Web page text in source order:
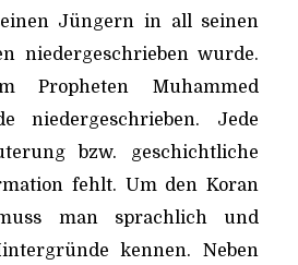
Jüngern in all seinen
niedergeschrieben wurde.
Propheten Muhammed
niedergeschrieben. Jede
bzw. geschichtliche
fehlt. Um den Koran
man sprachlich und
kennen. Neben